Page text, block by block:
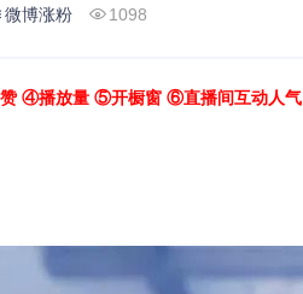
微博涨粉 1098
④播放量 ⑤开橱窗 ⑥直播间互动人气